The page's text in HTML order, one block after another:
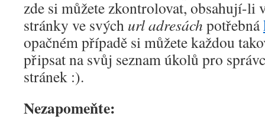
zde si můžete zkontrolovat, obsahují-li
stránky ve svých url adresách potřebná
opačném případě si můžete každou
připsat na svůj seznam úkolů pro
stránek :).
Nezapomeňte: